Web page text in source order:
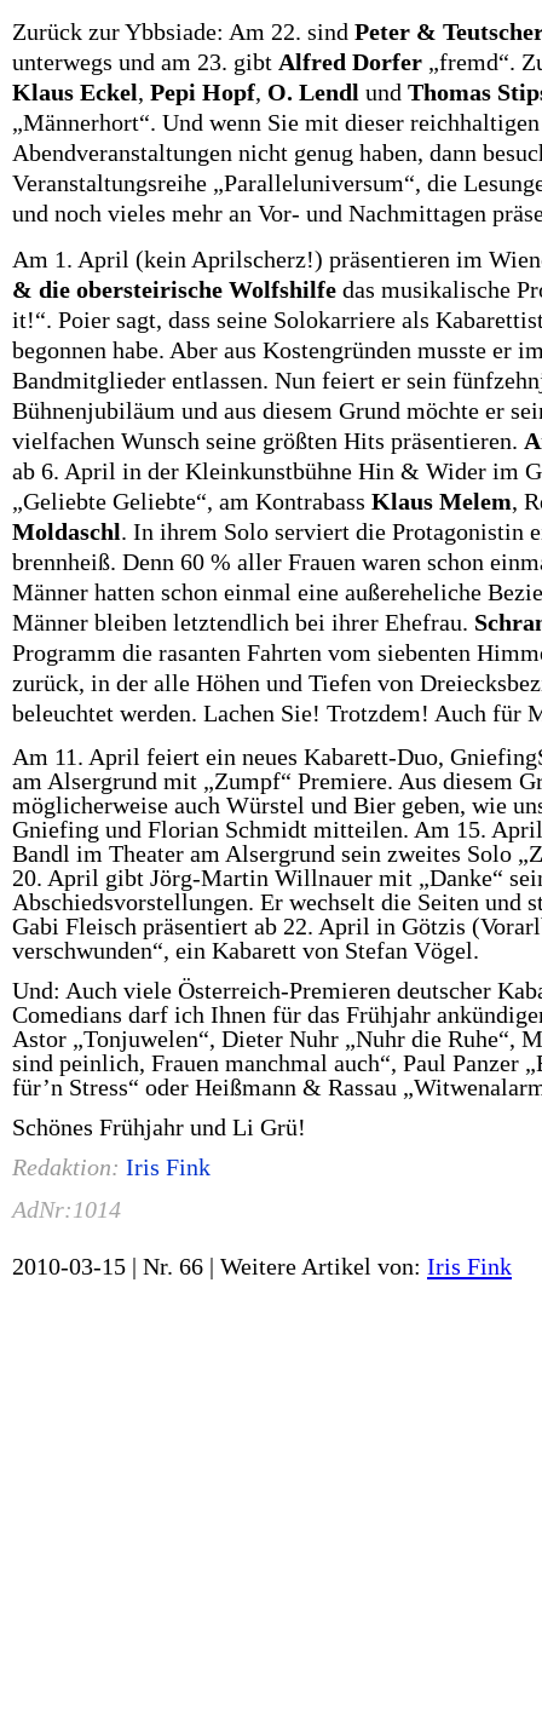
Zurück zur Ybbsiade: Am 22. sind Peter &
unterwegs und am 23. gibt Alfred Dorfer „fremd“.
Klaus Eckel, Pepi Hopf, O. Lendl und Thomas
„Männerhort“. Und wenn Sie mit dieser
Abendveranstaltungen nicht genug haben, dann
Veranstaltungsreihe „Paralleluniversum“, die
und noch vieles mehr an Vor- und Nachmittagen
Am 1. April (kein Aprilscherz!) präsentieren im
& die obersteirische Wolfshilfe das musikalische
it!“. Poier sagt, dass seine Solokarriere als
begonnen habe. Aber aus Kostengründen musste er
Bandmitglieder entlassen. Nun feiert er sein
Bühnenjubiläum und aus diesem Grund möchte er
vielfachen Wunsch seine größten Hits präsentieren.
ab 6. April in der Kleinkunstbühne Hin & Wider im
„Geliebte Geliebte“, am Kontrabass Klaus Melem,
Moldaschl. In ihrem Solo serviert die Protagonistin
brennheiß. Denn 60 % aller Frauen waren schon
Männer hatten schon einmal eine außereheliche
Männer bleiben letztendlich bei ihrer Ehefrau.
Programm die rasanten Fahrten vom siebenten
zurück, in der alle Höhen und Tiefen von
beleuchtet werden. Lachen Sie! Trotzdem! Auch für
Am 11. April feiert ein neues Kabarett-Duo,
am Alsergrund mit „Zumpf“ Premiere. Aus diesem
möglicherweise auch Würstel und Bier geben, wie
Gniefing und Florian Schmidt mitteilen. Am 15.
Bandl im Theater am Alsergrund sein zweites Solo
20. April gibt Jörg-Martin Willnauer mit „Danke“
Abschiedsvorstellungen. Er wechselt die Seiten und
Gabi Fleisch präsentiert ab 22. April in Götzis
verschwunden“, ein Kabarett von Stefan Vögel.
Und: Auch viele Österreich-Premieren deutscher
Comedians darf ich Ihnen für das Frühjahr
Astor „Tonjuwelen“, Dieter Nuhr „Nuhr die Ruhe“,
sind peinlich, Frauen manchmal auch“, Paul Panzer
für’n Stress“ oder Heißmann & Rassau
Schönes Frühjahr und Li Grü!
Redaktion: Iris Fink
AdNr:1014
2010-03-15 | Nr. 66 | Weitere Artikel von: Iris Fink